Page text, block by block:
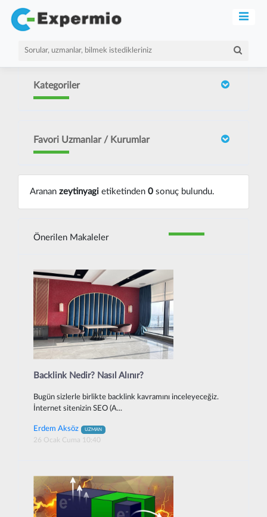
Kategoriler
Favori Uzmanlar / Kurumlar
Aranan zeytinyagi etiketinden 0sonuç bulundu.
Önerilen Makaleler
Backlink Nedir? Nasıl Alınır?
Bugün sizlerle birlikte backlink kavramını inceleyeceğiz.
İnternet sitenizin SEO (A...
Erdem Aksöz UZMAN
26 Ocak Cuma 10:40